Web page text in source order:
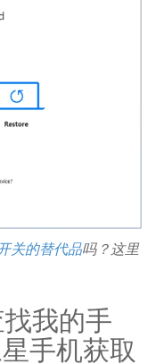
关的替代品吗？这里
我的手
手机获取